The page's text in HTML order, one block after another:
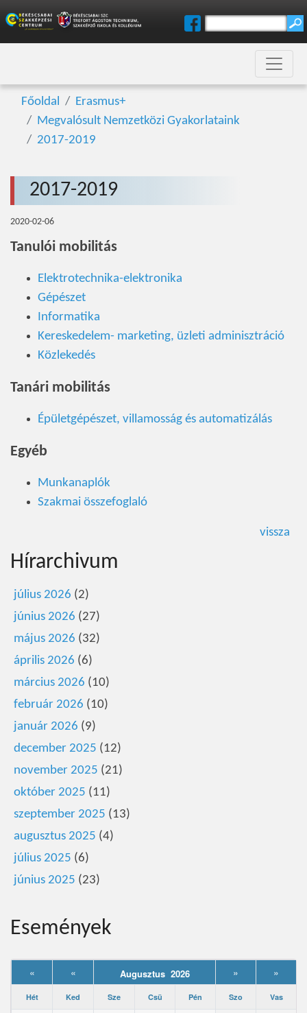
Főoldal
Erasmus+
Megvalósult Nemzetközi Gyakorlataink
2017-2019
2017-2019
2020-02-06
Tanulói mobilitás
Elektrotechnika-elektronika
Gépészet
Informatika
Kereskedelem- marketing, üzleti adminisztráció
Közlekedés
Tanári mobilitás
Épületgépészet, villamosság és automatizálás
Egyéb
Munkanaplók
Szakmai összefoglaló
vissza
Hírarchivum
július 2026 (2)
június 2026 (27)
május 2026 (32)
április 2026 (6)
március 2026 (10)
február 2026 (10)
január 2026 (9)
december 2025 (12)
november 2025 (21)
október 2025 (11)
szeptember 2025 (13)
augusztus 2025 (4)
július 2025 (6)
június 2025 (23)
Események
« « Augusztus 2026 » »
Hét Ked Sze Csü Pén Szo Vas